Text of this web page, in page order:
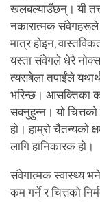
खलबल्याउँछन्। यी
नकारात्मक संवेगहरूले
मात्र होइन,
यस्ता संवेगले धेरै
त्यसबेला तपाईंले
भरिन्छ। आसक्तिका
सक्नुहुन्न। यो
हो। हाम्रो चैतन्यको
लागि हानिकारक हो।
संवेगात्मक स्वास्थ्य
कम गर्ने र चित्तको